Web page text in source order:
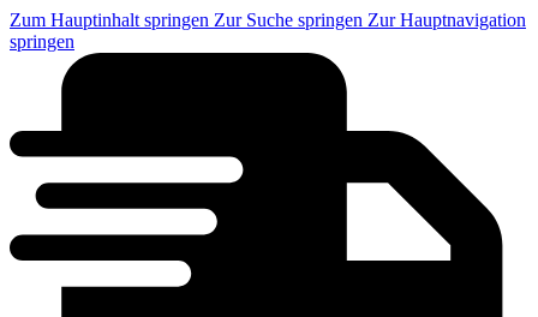
Zum Hauptinhalt springen Zur Suche springen Zur Hauptnavigation
springen